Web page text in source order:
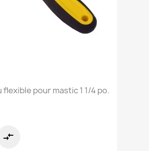
pour mastic 1 1/4 po.
compare_arrows